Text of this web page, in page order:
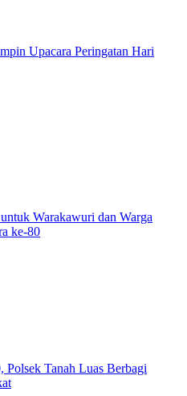
Upacara Peringatan Hari
Warakawuri dan Warga
ke-80
Polsek Tanah Luas Berbagi